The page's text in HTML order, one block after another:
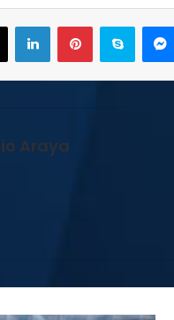
X LinkedInPinterestSkype
Araya